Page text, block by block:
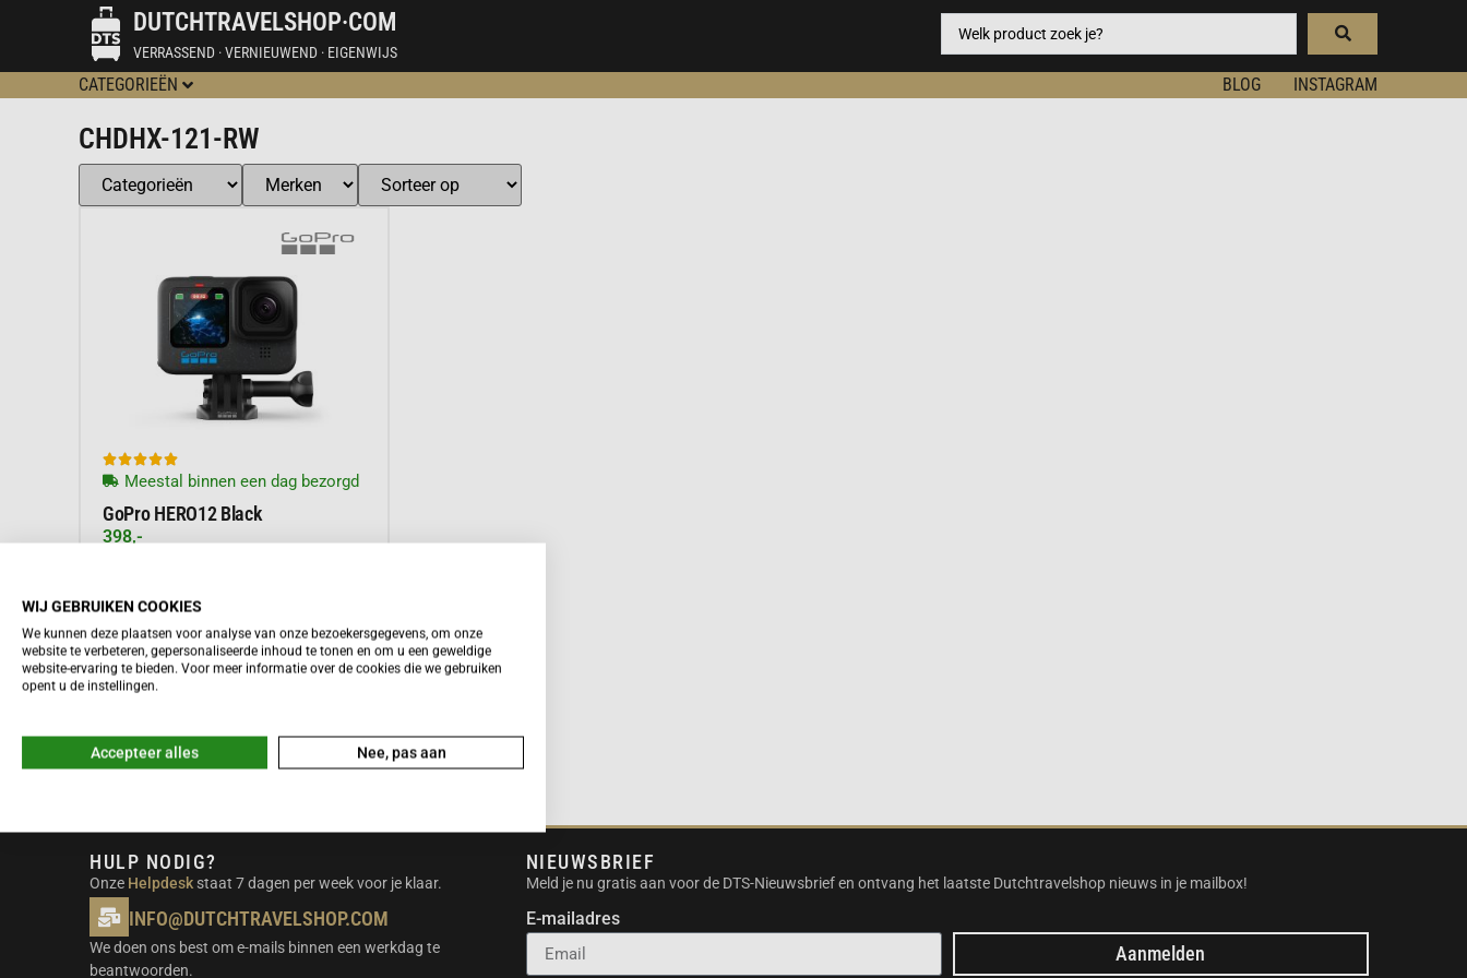
DUTCHTRAVELSHOP·COM
VERRASSEND · VERNIEUWEND · EIGENWIJS
CATEGORIEËN BLOG INSTAGRAM
CHDHX-121-RW

Meestal binnen een dag bezorgd
GoPro HERO12 Black
398,-
Meer informatie
HULP NODIG?
Onze Helpdesk staat 7 dagen per week voor je klaar.
INFO@DUTCHTRAVELSHOP.COM
We doen ons best om e-mails binnen een werkdag te
beantwoorden.
NIEUWSBRIEF
Meld je nu gratis aan voor de DTS-Nieuwsbrief en ontvang het laatste Dutchtravelshop nieuws in je mailbox!
E-mailadres
Aanmelden
WIJ GEBRUIKEN COOKIES
We kunnen deze plaatsen voor analyse van onze bezoekersgegevens, om onze
website te verbeteren, gepersonaliseerde inhoud te tonen en om u een geweldige
website-ervaring te bieden. Voor meer informatie over de cookies die we gebruiken
opent u de instellingen.
Accepteer alles Nee, pas aan